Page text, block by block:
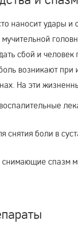
наносит удары
сбой и
возникают при
На эти
снятия боли в
спазм